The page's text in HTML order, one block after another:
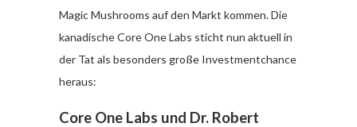
Magic Mushrooms auf den Markt kommen. Die
kanadische Core One Labs sticht nun aktuell in
der Tat als besonders große Investmentchance
heraus:
Core One Labs und Dr. Robert